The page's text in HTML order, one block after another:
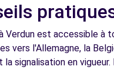
Verdun est accessible à
vers l'Allemagne, la
la signalisation en